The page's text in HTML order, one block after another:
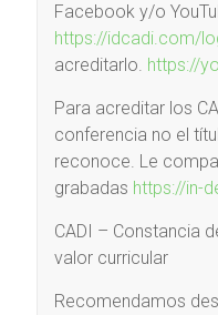
Facebook y/o
https://idcadi.com/
acreditarlo. https://
Para acreditar los
conferencia no el
reconoce. Le
grabadas https://in-
CADI – Constancia
valor curricular
Recomendamos